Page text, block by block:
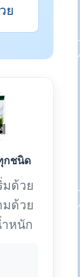
ย
กชนิด
ด้วย
มด้วย
ำหนัก